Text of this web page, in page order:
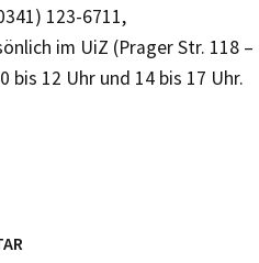
123-6711,
im UiZ (Prager Str. 118 –
bis 12 Uhr und 14 bis 17 Uhr.